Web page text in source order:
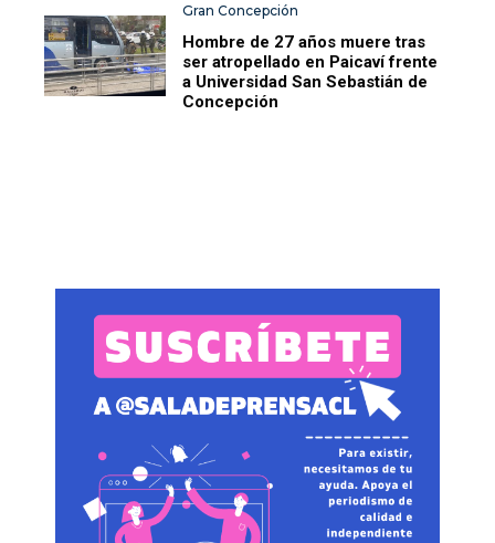
Gran Concepción
Hombre de 27 años muere tras
ser atropellado en Paicaví frente
a Universidad San Sebastián de
Concepción